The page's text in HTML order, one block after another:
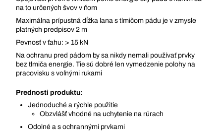
na to určených švov v ňom
Maximálna prípustná dĺžka lana s tlmičom pádu je v zmysle
platných predpisov 2 m
Pevnosť v ťahu: > 15 kN
Na ochranu pred pádom by sa nikdy nemali používať prvky
bez tlmiča energie. Tie sú dobré len vymedzenie polohy na
pracovisku s voľnými rukami
Prednosti produktu:
Jednoduché a rýchle použitie
Obzvlášť vhodné na uchytenie na rúrach
Odolné a s ochrannými prvkami